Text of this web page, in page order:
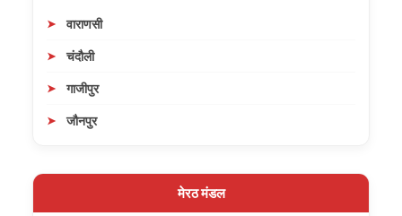
वाराणसी
चंदौली
गाजीपुर
जौनपुर
मेरठ मंडल